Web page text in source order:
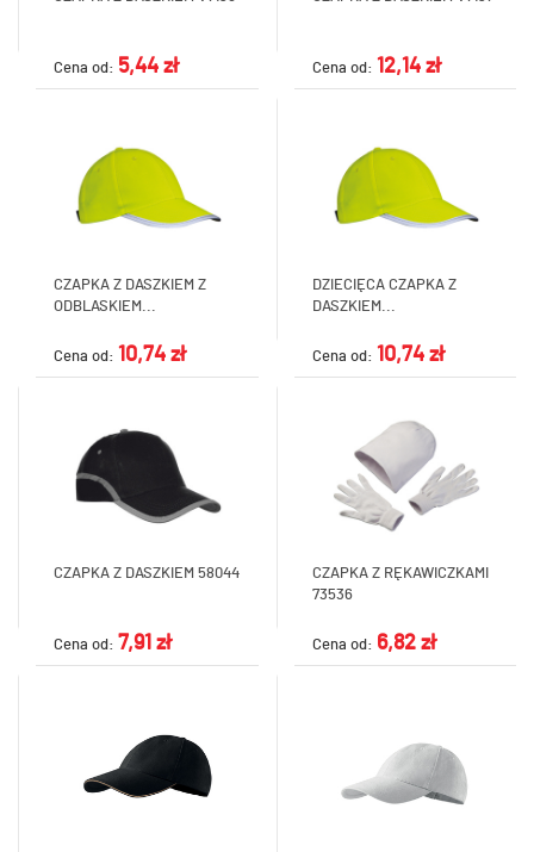
Cena od: 5,44 zł Cena od: 12,14 zł
CZAPKA Z DASZKIEM Z
ODBLASKIEM...
Cena od: 10,74 zł
DZIECIĘCA CZAPKA Z
DASZKIEM...
Cena od: 10,74 zł
CZAPKA Z DASZKIEM 58044
Cena od: 7,91 zł
CZAPKA Z RĘKAWICZKAMI
73536
Cena od: 6,82 zł